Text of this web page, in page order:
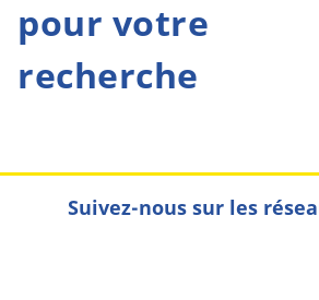
pour votre
recherche
Suivez-nous sur les